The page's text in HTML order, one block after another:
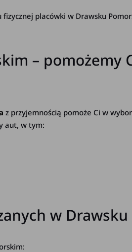
fizycznej placówki w Drawsku
– pomożemy
z przyjemnością pomoże Ci w
aut, w tym:
w Drawsku